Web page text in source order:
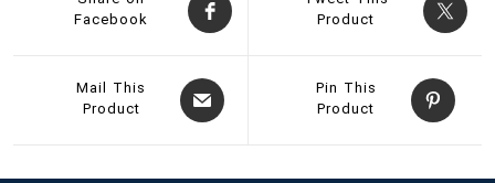
Product
Facebook
Pin This
Product
Mail This
Product